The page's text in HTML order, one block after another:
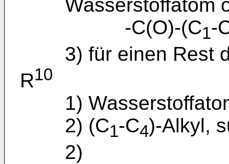
Wasserstoffatom
-C(O)-(C1-
3) für einen Rest
R10
1)
2) (C1-C4)-Alkyl,
2)